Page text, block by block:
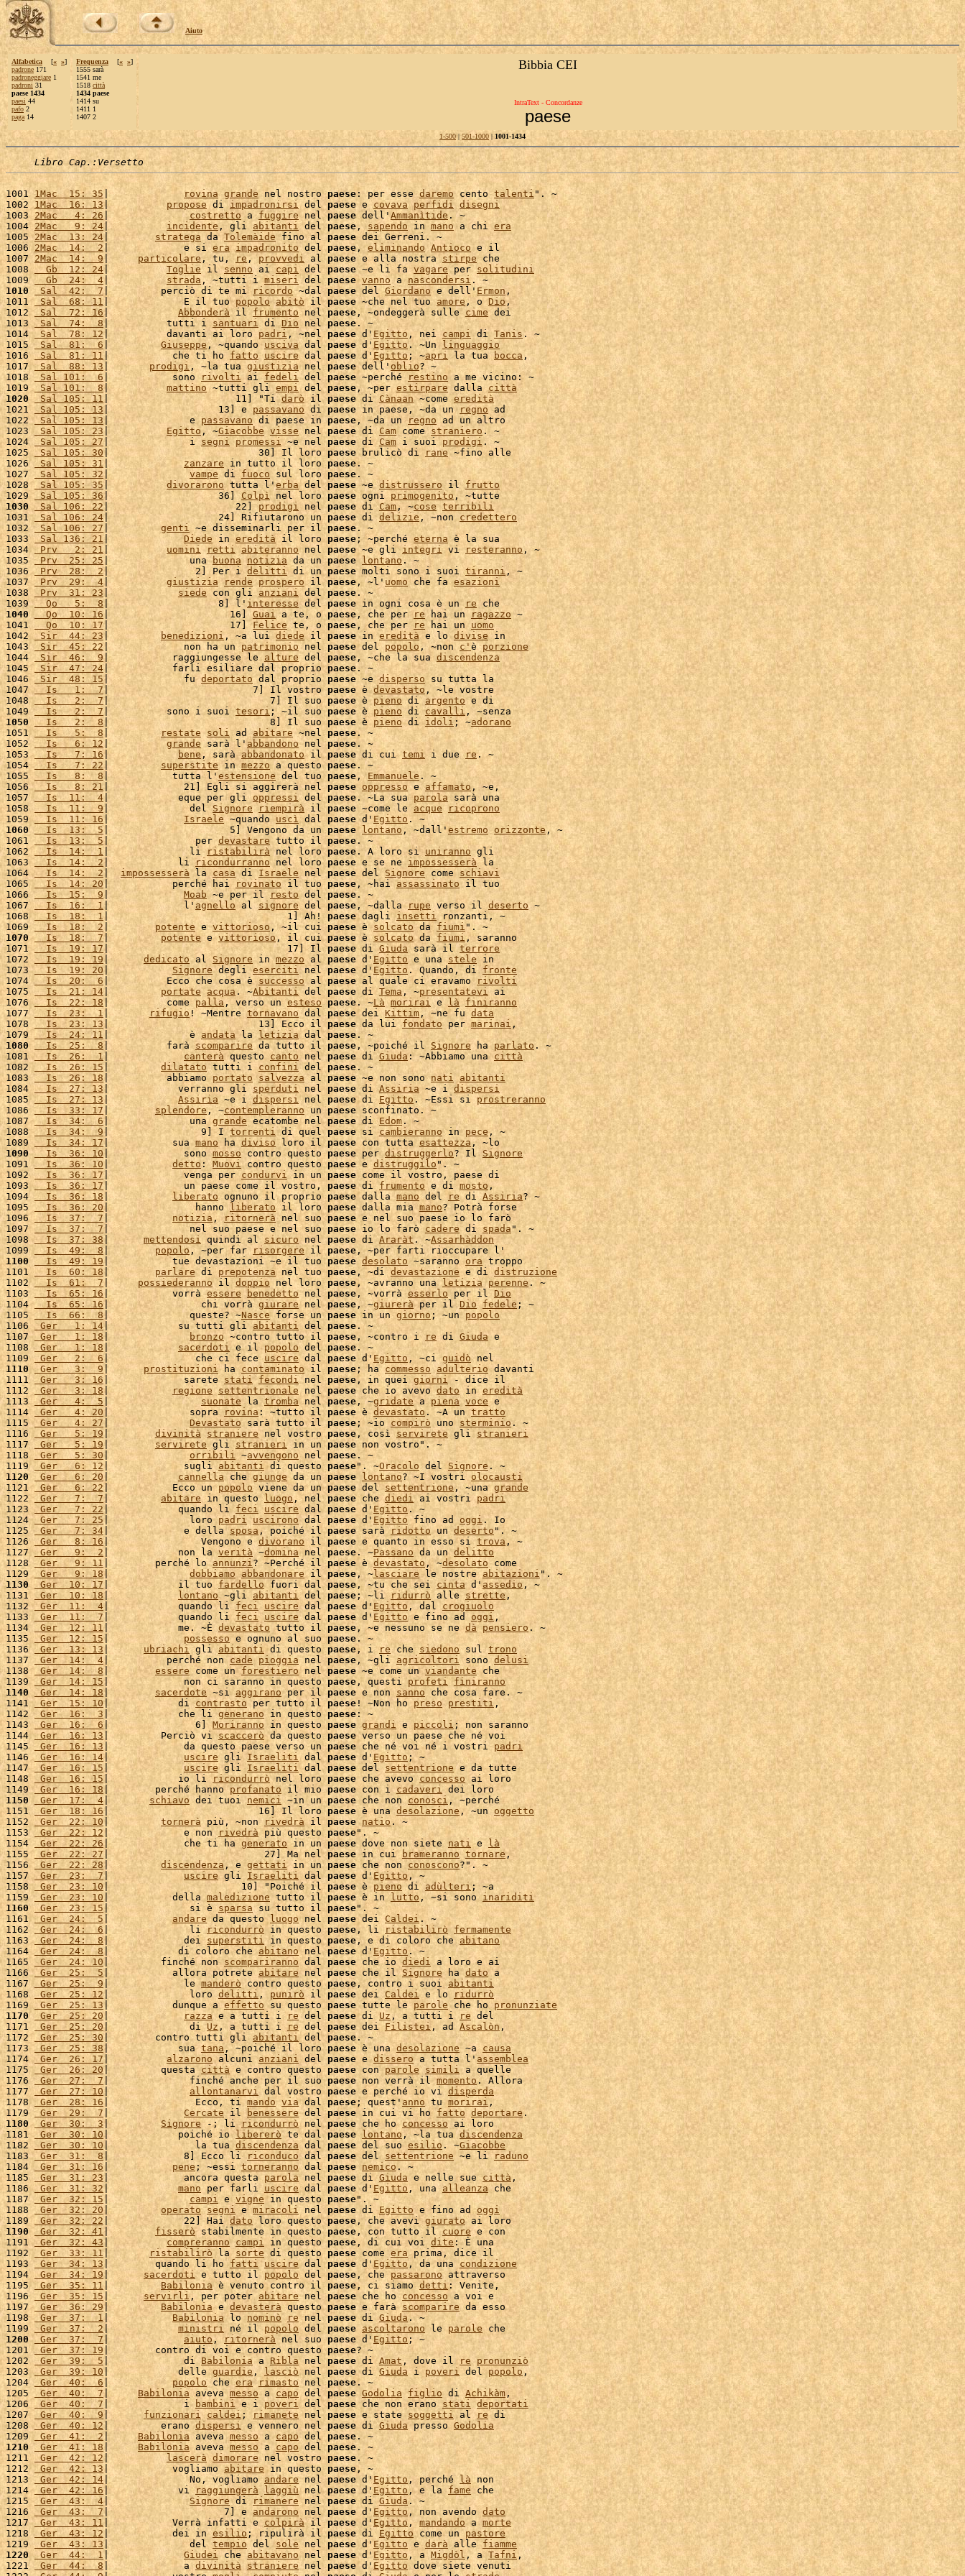
Aiuto
Alfabetica [« »]
padrone 171
padroneggiare 1
padroni 31
paese 1434
paesi 44
pafo 2
paga 14
Frequenza [« »]
1555 sarà
1541 me
1518 città
1434 paese
1414 su
1411 1
1407 2
Bibbia CEI
IntraText - Concordanze
paese
1-500 | 501-1000 |1001-1434
Libro Cap.:Versetto
1001 1Mac  15: 35 | rovina grande nel nostro paese : per esse daremo cento talenti ". ~
1002 1Mac  16: 13| propose di impadronirsi del paese e covava perfidi disegni
1003 2Mac   4: 26 | costretto a fuggire nel paese dell' Ammanìtide . ~
1004 2Mac   9: 24 | incidente, gli abitanti del paese , sapendo in mano a chi era
1005 2Mac  13: 24 | stratega da Tolemàide fino al paese dei Gerreni. ~
1006 2Mac  14:  2 |             e si era impadronito del paese , eliminando Antioco e il
1007 2Mac  14:  9 | particolare, tu, re, provvedi al paese e alla nostra stirpe che
1008
  Gb  12: 24
| Toglie il senno ai capi del paese ~e li fa vagare per solitudini
1009
  Gb  24:  4
| strada , ~tutti i miseri del paese vanno a nascondersi
1010
Sal  42:  7|         perciò di te mi ricordo ~dal paese del Giordano e dell'Ermon ,
1011
Sal  68: 11|             E il tuo popolo abitò il paese ~che nel tuo amore, o Dio,
1012 Sal  72: 16 | Abbonderà il frumento nel paese, ~ondeggerà sulle cime dei
1013 Sal  74:  8|          tutti i santuari di Dio nel paese . ~
1014
Sal  78: 12|          davanti ai loro padri, ~nel paese d'Egitto , nei campi di Tanis . ~
1015 Sal  81:  6 | Giuseppe, ~quando usciva dal paese d' Egitto. ~Un linguaggio
1016
Sal  81: 11 |           che ti ho fatto uscire dal paese d' Egitto ; ~apri la tua bocca ,
1017 Sal  88: 13 | prodigi , ~la tua giustizia nel paese dell' oblio? ~
1018 Sal 101:  6 |           sono rivolti ai fedeli del paese ~perché restino a me vicino: ~
1019 Sal 101:  8| mattino ~tutti gli empi del paese, ~per estirpare dalla città
1020 Sal 105: 11 |                      11] "Ti darò il paese di Cànaan ~come eredità
1021 Sal 105: 13 |                   13] e passavano di paese in paese, ~da un regno ad
1022 Sal 105: 13 |              e passavano di paese in paese , ~da un regno ad un altro
1023
Sal 105: 23 | Egitto , ~Giacobbe visse nel paese di Cam come straniero. ~
1024
Sal 105: 27 |              i segni promessi ~e nel paese di Cam i suoi prodigi . ~
1025
Sal 105: 30|                          30] Il loro paese brulicò di rane ~fino alle
1026
Sal 105: 31 | zanzare in tutto il loro paese. ~
1027
Sal 105: 32 | vampe di fuoco sul loro paese. ~
1028
Sal 105: 35| divorarono tutta l'erba del paese ~e distrussero il frutto
1029 Sal 105: 36 |                   36] Colpì nel loro paese ogni primogenito
1030 Sal 106: 22|                      22] prodigi nel paese di Cam , ~cose terribili
1031
Sal 106: 24|                   24] Rifiutarono un paese di delizie, ~non credettero
1032 Sal 106: 27 | genti ~e disseminarli per il paese. ~
1033
Sal 136: 21 | Diede in eredità il loro paese ; ~perché eterna è la sua
1034 Prv   2: 21 | uomini retti abiteranno nel paese ~e gli integri vi resteranno , ~
1035 Prv  25: 25 |              una buona notizia da un paese lontano . ~
1036 Prv  28:  2|               2] Per i delitti di un paese molti sono i suoi tiranni, ~
1037 Prv  29:  4| giustizia rende prospero il paese, ~l'uomo che fa esazioni
1038 Prv  31: 23 | siede con gli anziani del paese . ~
1039
  Qo   5:  8
|                   8] l' interesse del paese in ogni cosa è un re
1040
  Qo  10: 16
|                     16] Guai a te, o paese , che per re hai un ragazzo ~
1041
  Qo  10: 17
|                     17] Felice te, o paese , che per re hai un uomo
1042 Sir  44: 23| benedizioni , ~a lui diede il paese in eredità e lo divise in
1043
Sir  45: 22 |             non ha un patrimonio nel paese del popolo , ~non c' è porzione
1044 Sir  46:  9 |           raggiungesse le alture del paese , ~che la sua discendenza
1045
Sir  47: 24|           farli esiliare dal proprio paese. ~
1046 Sir  48: 15 |             fu deportato dal proprio paese ~e disperso su tutta la
1047
  Is   1:  7
|                         7] Il vostro paese è devastato , ~le vostre
1048
  Is   2:  7
|                            7] Il suo paese è pieno di argento e di
1049
  Is   2:  7
|          sono i suoi tesori ; ~il suo paese è pieno di cavalli
1050
  Is   2:  8
|                            8] Il suo paese è pieno di idoli; ~adorano
1051
  Is   5:  8
| restate soli ad abitare ~nel paese . ~
1052
  Is   6: 12
| grande sarà l'abbandono nel paese . ~
1053
  Is   7: 16
| bene , sarà abbandonato il paese di cui temi i due re . ~
1054
  Is   7: 22
| superstite in mezzo a questo paese . ~
1055
  Is   8:  8
|           tutta l'estensione del tuo paese , Emmanuele . ~
1056
  Is   8: 21
|             21] Egli si aggirerà nel paese oppresso e affamato , ~e,
1057
  Is  11:  4
|            eque per gli oppressi del paese. ~La sua parola sarà una
1058
  Is  11:  9
|              del Signore riempirà il paese ~come le acque
ricoprono
1059
  Is  11: 16
| Israele ~quando uscì dal paese d' Egitto
1060
  Is  13:  5
|                     5] Vengono da un paese lontano , ~dall' estremo orizzonte , ~
1061
  Is  13:  5
|               per devastare tutto il paese . ~
1062
  Is  14:  1
|              li ristabilirà nel loro paese. A loro si uniranno gli
1063
  Is  14:  2
|            li ricondurranno nel loro paese e se ne impossesserà la
1064
  Is  14:  2
| impossesserà la casa di Israele nel paese del Signore come schiavi
1065
  Is  14: 20
|           perché hai rovinato il tuo paese, ~hai assassinato il tuo
1066
  Is  15:  9
| Moab ~e per il resto del paese. ~
1067
  Is  16:  1
|             l' agnello al signore del paese , ~dalla rupe verso il deserto ~
1068
  Is  18:  1
|                               1] Ah! paese dagli insetti ronzanti, ~
1069
  Is  18:  2
| potente e vittorioso , ~il cui paese è solcato da fiumi
1070
  Is  18:  7
| potente e vittorioso, il cui paese è solcato da fiumi , saranno
1071
  Is  19: 17
|                               17] Il paese di Giuda sarà il terrore
1072
  Is  19: 19
| dedicato al Signore in mezzo al paese d' Egitto e una stele in
1073
  Is  19: 20
| Signore degli eserciti nel paese d'Egitto . Quando, di fronte
1074
  Is  20:  6
|          Ecco che cosa è successo al paese al quale ci eravamo rivolti
1075
  Is  21: 14
| portate acqua . ~Abitanti del paese di Tema, ~presentatevi ai
1076
  Is  22: 18
|          come palla, verso un esteso paese . ~Là morirai e là
finiranno
1077
  Is  23:  1
| rifugio ! ~Mentre tornavano dal paese dei Kittim , ~ne fu data
1078
  Is  23: 13
|                          13] Ecco il paese da lui fondato per marinai ,
1079
  Is  24: 11
|              è andata la letizia dal paese
1080
  Is  25:  8
|          farà scomparire da tutto il paese , ~poiché il Signore ha parlato . ~
1081
  Is  26:  1
| canterà questo canto nel paese di Giuda : ~Abbiamo una città
1082
  Is  26: 15
| dilatato tutti i confini del paese. ~
1083
  Is  26: 18
|          abbiamo portato salvezza al paese ~e non sono nati abitanti
1084
  Is  27: 13
|            verranno gli sperduti nel paese di Assiria ~e i dispersi
1085
  Is  27: 13
| Assiria ~e i dispersi nel paese di Egitto . ~Essi si prostreranno
1086
  Is  33: 17
| splendore, ~contempleranno un paese sconfinato. ~
1087
  Is  34:  6
|              una grande ecatombe nel paese di Edom . ~
1088
  Is  34:  9
|                9] I torrenti di quel paese si cambieranno in pece , ~
1089
  Is  34: 17
|           sua mano ha diviso loro il paese con tutta esattezza
1090
  Is  36: 10
|             sono mosso contro questo paese per distruggerlo? Il Signore
1091
  Is  36: 10
| detto : Muovi contro questo paese e distruggilo ". ~
1092
  Is  36: 17
|             venga per condurvi in un paese come il vostro, paese di
1093
  Is  36: 17
|             un paese come il vostro, paese di frumento e di mosto,
1094
  Is  36: 18
| liberato ognuno il proprio paese dalla mano del re di Assiria? ~
1095
  Is  36: 20
|               hanno liberato il loro paese dalla mia mano? Potrà forse
1096
  Is  37:  7
| notizia , ritornerà nel suo paese e nel suo paese io lo farò
1097
  Is  37:  7
|              nel suo paese e nel suo paese io lo farò cadere di spada ". ~
1098
  Is  37: 38
| mettendosi quindi al sicuro nel paese di Araràt. ~Assarhàddon
1099
  Is  49:  8
| popolo , ~per far risorgere il paese
1100
  Is  49: 19
|           tue devastazioni ~e il tuo paese desolato ~saranno ora troppo
1101
  Is  60: 18
| parlare di prepotenza nel tuo paese , ~di devastazione e di distruzione
1102
  Is  61:  7
| possiederanno il doppio nel loro paese, ~avranno una letizia perenne. ~
1103
  Is  65: 16
|           vorrà essere benedetto nel paese , ~vorrà esserlo per il Dio
1104
  Is  65: 16
|                chi vorrà giurare nel paese , ~giurerà per il Dio fedele ; ~
1105
  Is  66:  8
|              queste? ~Nasce forse un paese in un giorno ; ~un popolo
1106 Ger   1: 14|            su tutti gli abitanti del paese . ~
1107 Ger   1: 18 | bronzo ~contro tutto il paese , ~contro i re di Giuda e
1108
Ger   1: 18 | sacerdoti e il popolo del paese. ~
1109
Ger   2:  6 |               che ci fece uscire dal paese d'Egitto , ~ci guidò
1110 Ger   3:  9 | prostituzioni ha contaminato il paese ; ha commesso adulterio davanti
1111 Ger   3: 16 |             sarete stati fecondi nel paese , in quei giorni - dice il
1112 Ger   3: 18| regione settentrionale nel paese che io avevo dato in eredità
1113 Ger   4:  5 | suonate la tromba nel paese, ~gridate a piena voce e
1114
Ger   4: 20 |              sopra rovina : ~tutto il paese è devastato . ~A un tratto
1115 Ger   4: 27| Devastato sarà tutto il paese ; ~io compirò uno sterminio. ~
1116
Ger   5: 19 | divinità straniere nel vostro paese, così servirete gli stranieri
1117
Ger   5: 19 | servirete gli stranieri in un paese non vostro". ~
1118
Ger   5: 30 | orribili ~avvengono nel paese . ~
1119
Ger   6: 12 |             sugli abitanti di questo paese". ~Oracolo del Signore
1120
Ger   6: 20 | cannella che giunge da un paese lontano? ~I vostri olocausti
1121 Ger   6: 22|           Ecco un popolo viene da un paese del settentrione, ~una grande
1122 Ger   7:  7 | abitare in questo luogo, nel paese che diedi ai vostri padri
1123 Ger   7: 22|            quando li feci uscire dal paese d'Egitto . ~
1124
Ger   7: 25 |              loro padri uscirono dal paese d'Egitto fino ad oggi . Io
1125 Ger   7: 34 |             e della sposa , poiché il paese sarà ridotto un deserto ". ~
1126
Ger   8: 16 |                Vengono e divorano il paese e quanto in esso si trova , ~
1127 Ger   9:  2 |            non la verità ~domina nel paese . ~Passano da un delitto
1128 Ger   9: 11 |        perché lo annunzi? ~Perché il paese è devastato , ~desolato come
1129 Ger   9: 18| dobbiamo abbandonare il paese , ~lasciare le nostre abitazioni
1130 Ger  10: 17 |            il tuo fardello fuori dal paese, ~tu che sei cinta d' assedio , ~
1131 Ger  10: 18 | lontano ~gli abitanti del paese ; ~li ridurrò alle strette ,
1132 Ger  11:  4 |            quando li feci uscire dal paese d' Egitto , dal crogiuolo
1133
Ger  11:  7 |            quando li feci uscire dal paese d' Egitto e fino ad oggi ,
1134
Ger  12: 11 |            me. ~È devastato tutto il paese , ~e nessuno se ne dà pensiero . ~
1135
Ger  12: 15 | possesso e ognuno al suo paese . ~
1136
Ger  13: 13 | ubriachi gli abitanti di questo paese, i re che siedono sul trono
1137
Ger  14:  4|          perché non cade pioggia nel paese, ~gli agricoltori sono delusi
1138
Ger  14:  8| essere come un forestiero nel paese ~e come un viandante che
1139 Ger  14: 15 |             non ci saranno in questo paese, questi profeti finiranno
1140 Ger  14: 18| sacerdote ~si aggirano per il paese e non sanno che cosa fare. ~
1141
Ger  15: 10|            di contrasto per tutto il paese! ~Non ho preso prestiti ,
1142 Ger  16:  3 |            che li generano in questo paese: ~
1143
Ger  16:  6 |               6] Moriranno in questo paese grandi e piccoli; non saranno
1144 Ger  16: 13 |         Perciò vi scaccerò da questo paese verso un paese che né voi
1145 Ger  16: 13 |             da questo paese verso un paese che né voi né i vostri padri
1146 Ger  16: 14| uscire gli Israeliti dal paese d' Egitto; ~
1147 Ger  16: 15 | uscire gli Israeliti dal paese del settentrione e da tutte
1148 Ger  16: 15 |            io li ricondurrò nel loro paese che avevo concesso ai loro
1149 Ger  16: 18 |        perché hanno profanato il mio paese con i cadaveri
1150
Ger  17:  4 | schiavo dei tuoi nemici ~in un paese che non conosci , ~perché
1151
Ger  18: 16 |                          16] Il loro paese è una desolazione, ~un oggetto
1152
Ger  22: 10| tornerà più, ~non rivedrà il paese natio . ~
1153
Ger  22: 12 |             e non rivedrà più questo paese". ~
1154
Ger  22: 26 |             che ti ha generato in un paese dove non siete nati e là
1155
Ger  22: 27|                           27] Ma nel paese in cui brameranno tornare,
1156 Ger  22: 28 | discendenza , e gettati in un paese che non conoscono?". ~
1157 Ger  23:  7| uscire gli Israeliti dal paese d'Egitto , ~
1158
Ger  23: 10|                       10] "Poiché il paese è pieno di adùlteri; ~a
1159 Ger  23: 10 |           della maledizione tutto il paese è in lutto , ~si sono inariditi
1160
Ger  23: 15 |              si è sparsa su tutto il paese". ~
1161 Ger  24:  5 | andare da questo luogo nel paese dei Caldei . ~
1162 Ger  24:  6 |              li ricondurrò in questo paese , li ristabilirò
fermamente
1163 Ger  24:  8|             dei superstiti in questo paese, e di coloro che abitano
1164 Ger  24:  8|            di coloro che abitano nel paese d' Egitto. ~
1165 Ger  24: 10 |         finché non scompariranno dal paese che io diedi a loro e ai
1166 Ger  25:  5 |           allora potrete abitare nel paese che il Signore ha dato a
1167
Ger  25:  9 |             le manderò contro questo paese , contro i suoi abitanti
1168
Ger  25: 12 |              loro delitti , punirò il paese dei Caldei e lo
ridurrò
1169 Ger  25: 13|           dunque a effetto su questo paese tutte le parole che ho pronunziate
1170
Ger  25: 20 | razza e a tutti i re del paese di Uz, a tutti i re del
1171 Ger  25: 20 |              di Uz, a tutti i re del paese dei Filistei , ad Ascalòn ,
1172
Ger  25: 30|        contro tutti gli abitanti del paese. ~
1173 Ger  25: 38 |            sua tana , ~poiché il loro paese è una desolazione ~a causa
1174 Ger  26: 17| alzarono alcuni anziani del paese e dissero a tutta l' assemblea
1175
Ger  26: 20|         questa città e contro questo paese con parole simili a quelle
1176 Ger  27:  7 |              finché anche per il suo paese non verrà il momento. Allora
1177
Ger  27: 10 | allontanarvi dal vostro paese e perché io vi disperda
1178 Ger  28: 16 |               Ecco, ti mando via dal paese ; quest' anno tu morirai,
1179 Ger  29:  7 | Cercate il benessere del paese in cui vi ho fatto deportare
1180 Ger  30:  3| Signore -; li ricondurrò nel paese che ho concesso ai loro
1181 Ger  30: 10|            poiché io libererò te dal paese lontano , ~la tua discendenza
1182 Ger  30: 10 |               la tua discendenza dal paese del suo esilio . ~Giacobbe
1183 Ger  31:  8 |             8] Ecco li riconduco dal paese del settentrione ~e li raduno
1184
Ger  31: 16 | pene ; ~essi torneranno dal paese nemico . ~
1185
Ger  31: 23 |             ancora questa parola nel paese di Giuda e nelle sue città,
1186 Ger  31: 32| mano per farli uscire dal paese d' Egitto , una alleanza che
1187 Ger  32: 15 | campi e vigne in questo paese". ~
1188 Ger  32: 20| operato segni e miracoli nel paese di Egitto e fino ad oggi
1189 Ger  32: 22 |             22] Hai dato loro questo paese, che avevi giurato
1190
Ger  32: 41 | fisserò stabilmente in questo paese , con tutto il cuore e con
1191 Ger  32: 43| compreranno campi in questo paese , di cui voi dite : È una
1192
Ger  33: 11| ristabilirò la sorte di questo paese come era prima, dice il
1193 Ger  34: 13 |        quando li ho fatti uscire dal paese d'Egitto, da una condizione
1194
Ger  34: 19 | sacerdoti e tutto il popolo del paese , che passarono attraverso
1195 Ger  35: 11 | Babilonia è venuto contro il paese, ci siamo detti: Venite,
1196 Ger  35: 15 | servirli , per poter abitare nel paese che ho concesso a voi e
1197 Ger  36: 29| Babilonia e devasterà questo paese e farà scomparire da esso
1198
Ger  37:  1| Babilonia lo nominò re nel paese di Giuda . ~
1199
Ger  37:  2| ministri né il popolo del paese ascoltarono le parole
1200
Ger  37:  7 | aiuto, ritornerà nel suo paese d'Egitto ; ~
1201
Ger  37: 19 |        contro di voi e contro questo paese? ~
1202
Ger  39:  5 |             di Babilonia a Ribla nel paese di Amat, dove il re
pronunziò
1203 Ger  39: 10|            delle guardie , lasciò nel paese di Giuda i poveri del popolo ,
1204 Ger  40:  6 | popolo che era rimasto nel paese . ~
1205 Ger  40:  7| Babilonia aveva messo a capo del paese Godolia figlio di Achikàm ,
1206 Ger  40:  7 |             i bambini e i poveri del paese che non erano stati deportati
1207
Ger  40:  9 | funzionari caldei ; rimanete nel paese e state soggetti al re di
1208 Ger  40: 12|         erano dispersi e vennero nel paese di Giuda presso Godolia
1209
Ger  41:  2 | Babilonia aveva messo a capo del paese
1210 Ger  41: 18 | Babilonia aveva messo a capo del paese. ~
1211
Ger  42: 12 | lascerà dimorare nel vostro paese . ~
1212 Ger  42: 13 |           vogliamo abitare in questo paese, ~
1213 Ger  42: 14 |              No, vogliamo andare nel paese d' Egitto , perché là non
1214 Ger  42: 16|            vi raggiungerà laggiù nel paese d' Egitto, e la fame che
1215
Ger  43:  4| Signore di rimanere nel paese di Giuda . ~
1216 Ger  43:  7|                    7] e andarono nel paese d' Egitto , non avendo dato
1217
Ger  43: 11 |           Verrà infatti e colpirà il paese d'Egitto , mandando a morte
1218
Ger  43: 12 |           dei in esilio ; ripulirà il paese di Egitto come un pastore
1219
Ger  43: 13 |              del tempio del sole nel paese d'Egitto e darà alle fiamme
1220 Ger  44:  1| Giudei che abitavano nel paese d' Egitto , a Migdòl , a Tafni ,
1221 Ger  44:  8 |             a divinità straniere nel paese d' Egitto dove siete venuti